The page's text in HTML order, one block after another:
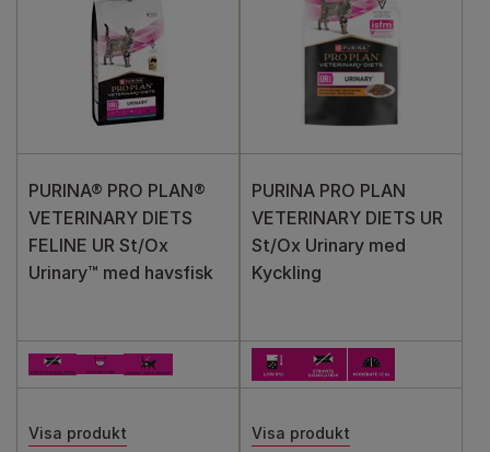
PURINA® PRO PLAN®
VETERINARY DIETS
FELINE UR St/Ox
Urinary™ med havsfisk
Visa produkt
PURINA PRO PLAN
VETERINARY DIETS UR
St/Ox Urinary med
Kyckling
Visa produkt